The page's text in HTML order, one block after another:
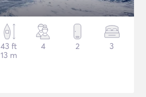
43 ft
13 m
4 2 3